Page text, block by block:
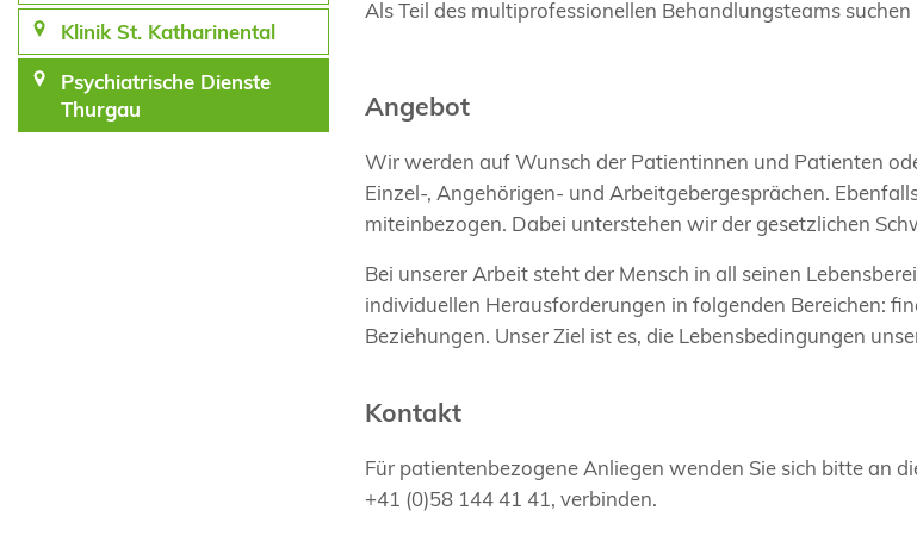
Klinik St. Katharinental
Psychiatrische Dienste
Thurgau
Als Teil des multiprofessionellen Behandlungsteams
Angebot
Wir werden auf Wunsch der Patientinnen und Patienten
Einzel-, Angehörigen- und Arbeitgebergesprächen.
miteinbezogen. Dabei unterstehen wir der gesetzlichen
Bei unserer Arbeit steht der Mensch in all seinen
individuellen Herausforderungen in folgenden Bereichen:
Beziehungen. Unser Ziel ist es, die Lebensbedingungen
Kontakt
Für patientenbezogene Anliegen wenden Sie sich bitte an
+41 (0)58 144 41 41, verbinden.